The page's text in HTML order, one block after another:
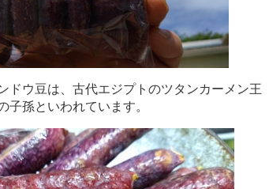
ドウ豆は、古代エジプトのツタンカーメン王
子孫といわれています。